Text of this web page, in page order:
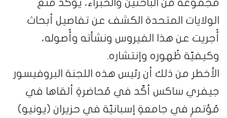
مجموعةً من الباحثين والخُبراء، يؤكّد منْع
الولايات المتحدة الكشف عن تفاصيل أبحاث
أُجريت عن هذا الفيروس ونشأته وأُصوله،
وكيفيّة ظُهوره وإنتشاره.
الأخطر من ذلك أن رئيس هذه اللجنة البروفيسور
جيفري ساكس أكّد في مُحاضرةٍ ألقاها في
مُؤتمرٍ في جامعةٍ إسبانيّة في حزيران (يونيو)